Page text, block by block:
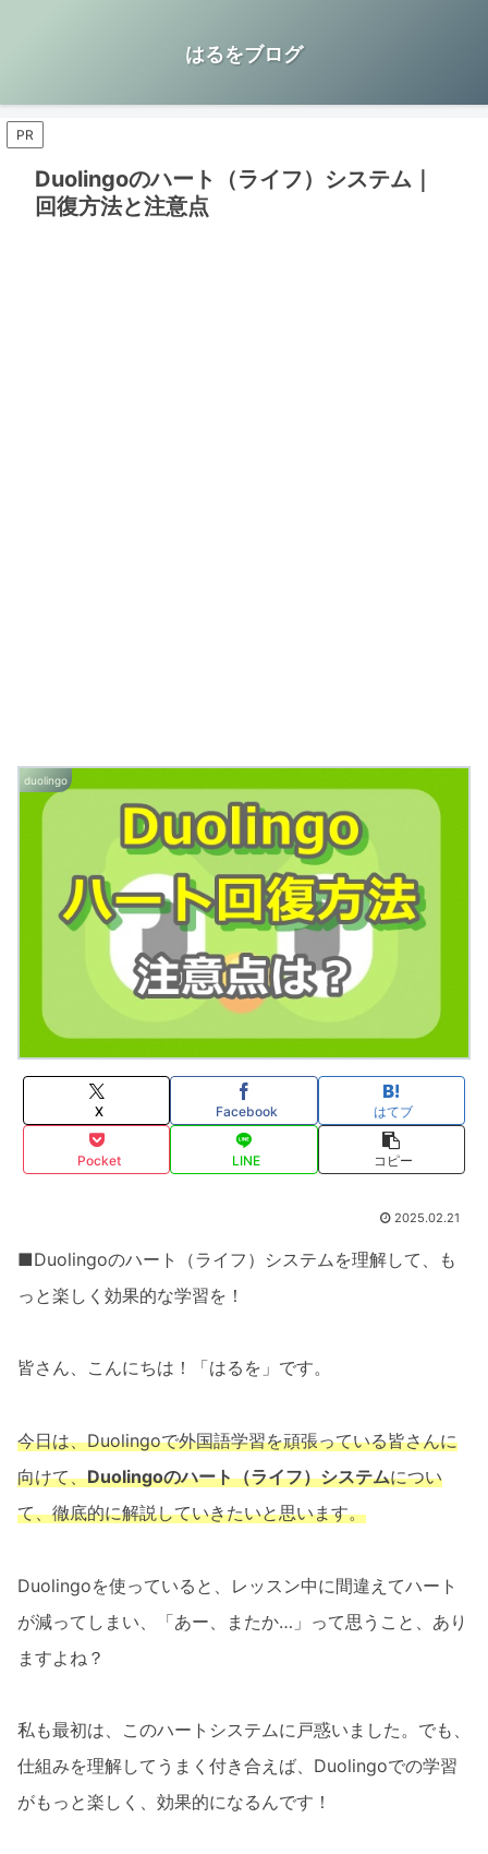
はるをブログ
PR
Duolingoのハート（ライフ）システム｜
回復方法と注意点
duolingo
X Facebook はてブ
Pocket LINE コピー
2025.02.21
■Duolingoのハート（ライフ）システムを理解して、も
っと楽しく効果的な学習を！
皆さん、こんにちは！「はるを」です。
今日は、Duolingoで外国語学習を頑張っている皆さんに
向けて、Duolingoのハート（ライフ）システムについ
て、徹底的に解説していきたいと思います。
Duolingoを使っていると、レッスン中に間違えてハート
が減ってしまい、「あー、またか…」って思うこと、あり
ますよね？
私も最初は、このハートシステムに戸惑いました。でも、
仕組みを理解してうまく付き合えば、Duolingoでの学習
がもっと楽しく、効果的になるんです！